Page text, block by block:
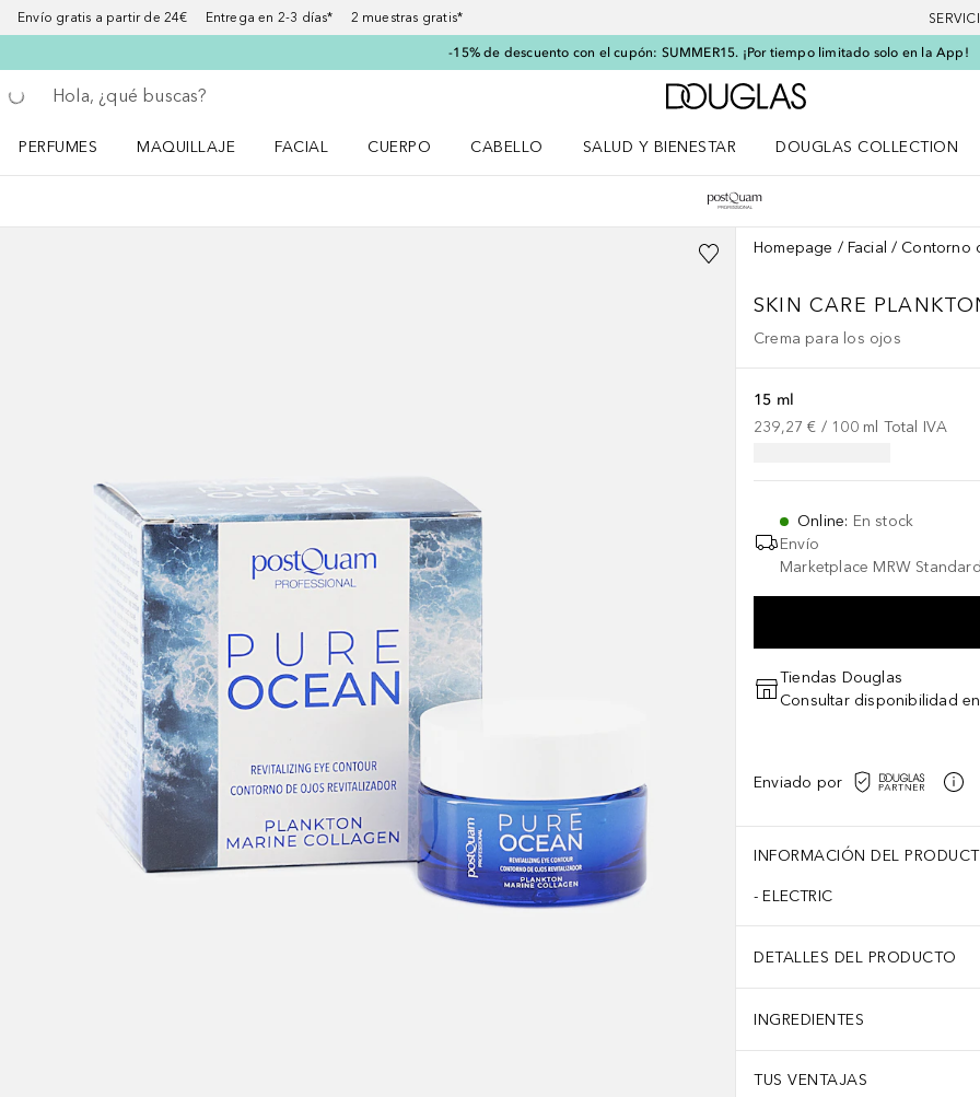
Envío gratis a partir de 24€ Entrega en 2-3 días* 2 muestras gratis*
-15% de descuento con el cupón: SUMMER15. ¡Por tiempo limitado solo en la App!
Regresar
Ejecutar búsqueda
A Douglas Home
PERFUMES
MAQUILLAJE
FACIAL
CUERPO
CABELLO
SALUD Y BIENESTAR
DOUGLAS COLLECTION
Homepage Facial Contorno
SKIN CARE
Crema para los ojos
15 ml
239,27 € / 100 ml Total IVA
Online: En stock
Envío
Marketplace MRW
Tiendas Douglas
Consultar disponibilidad
Enviado por
INFORMACIÓN DEL
ELECTRIC
DETALLES DEL PRODUCTO
INGREDIENTES
TUS VENTAJAS